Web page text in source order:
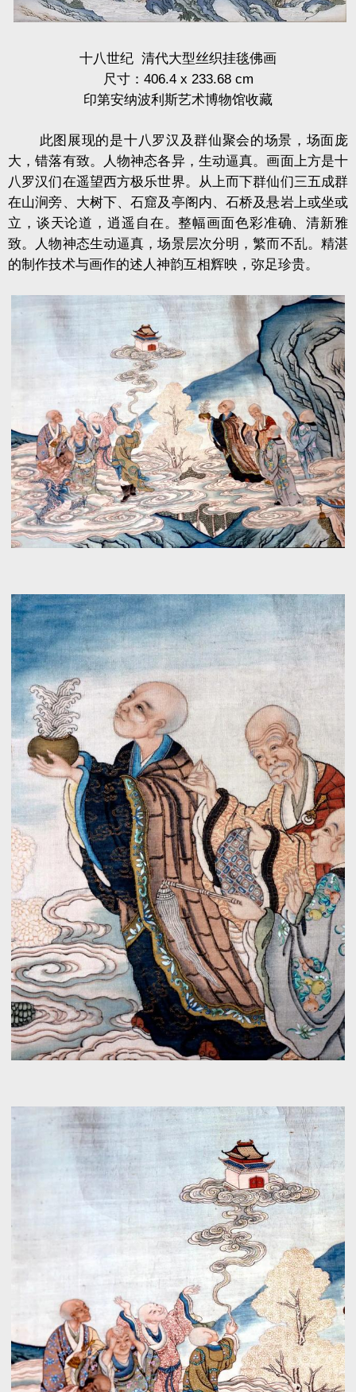
十八世纪 清代大型丝织挂毯佛画
尺寸：406.4 x 233.68 cm
印第安纳波利斯艺术博物馆收藏
此图展现的是十八罗汉及群仙聚会的场景，场面庞
大，错落有致。人物神态各异，生动逼真。画面上方是十
八罗汉们在遥望西方极乐世界。从上而下群仙们三五成群
在山涧旁、大树下、石窟及亭阁内、石桥及悬岩上或坐或
立，谈天论道，逍遥自在。整幅画面色彩准确、清新雅
致。人物神态生动逼真，场景层次分明，繁而不乱。精湛
的制作技术与画作的述人神韵互相辉映，弥足珍贵。